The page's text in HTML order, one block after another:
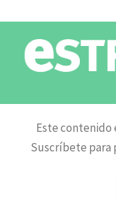
Este contenido
Suscríbete para